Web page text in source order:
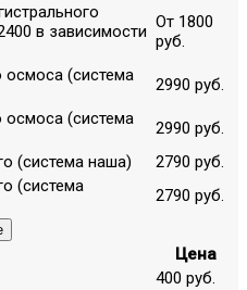
в зависимости От 1800
руб.
осмоса (система
2990 руб.
осмоса (система
2990 руб.
(система наша)
2790 руб.
(система
2790 руб.
Цена
400 руб.